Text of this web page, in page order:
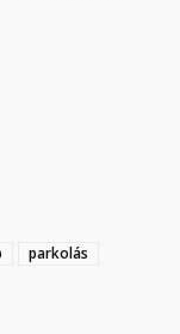
parkolás